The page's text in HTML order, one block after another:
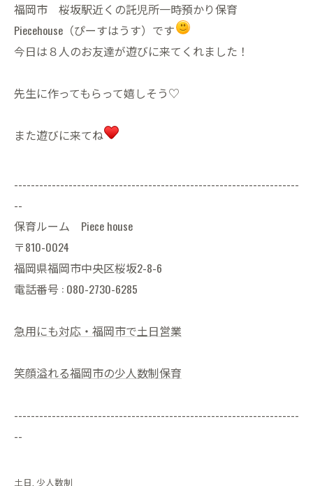
福岡市 桜坂駅近くの託児所一時預かり保育
Piecehouse（ぴーすはうす）です
今日は８人のお友達が遊びに来てくれました！
先生に作ってもらって嬉しそう♡
また遊びに来てね
--------------------------------------------------------------------
--
保育ルーム Piece house
〒810-0024
福岡県福岡市中央区桜坂2-8-6
電話番号 : 080-2730-6285
急用にも対応・福岡市で土日営業
笑顔溢れる福岡市の少人数制保育
--------------------------------------------------------------------
--
土日 少人数制